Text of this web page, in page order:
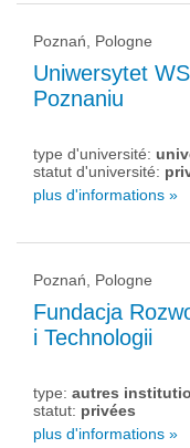
Poznań, Pologne
Uniwersytet
Poznaniu
type d'université:
statut d'université:
plus d'informations »
Poznań, Pologne
Fundacja
i Technologii
type: autres
statut: privées
plus d'informations »